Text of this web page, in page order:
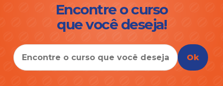
Encontre o curso
que você deseja!
Ok